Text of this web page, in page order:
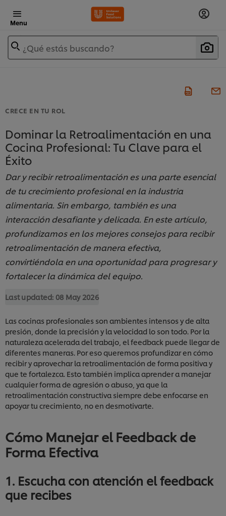
Menu
¿Qué estás buscando?
CRECE EN TU ROL
Dominar la Retroalimentación en una
Cocina Profesional: Tu Clave para el
Éxito
Dar y recibir retroalimentación es una parte esencial
de tu crecimiento profesional en la industria
alimentaria. Sin embargo, también es una
interacción desafiante y delicada. En este artículo,
profundizamos en los mejores consejos para recibir
retroalimentación de manera efectiva,
convirtiéndola en una oportunidad para progresar y
fortalecer la dinámica del equipo.
Last updated: 08 May 2026
Las cocinas profesionales son ambientes intensos y de alta
presión, donde la precisión y la velocidad lo son todo. Por la
naturaleza acelerada del trabajo, el feedback puede llegar de
diferentes maneras. Por eso queremos profundizar en cómo
recibir y aprovechar la retroalimentación de forma positiva y
que te fortalezca. Esto también implica aprender a manejar
cualquier forma de agresión o abuso, ya que la
retroalimentación constructiva siempre debe enfocarse en
apoyar tu crecimiento, no en desmotivarte.
Cómo Manejar el Feedback de
Forma Efectiva
1. Escucha con atención el feedback
que recibes